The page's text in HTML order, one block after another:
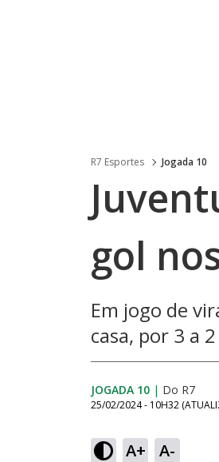
R7 Esportes Jogada 10
gol
Em jogo de
casa, por 3 a
JOGADA 10 | Do R7
25/02/2024 - 10H32
A+ A-